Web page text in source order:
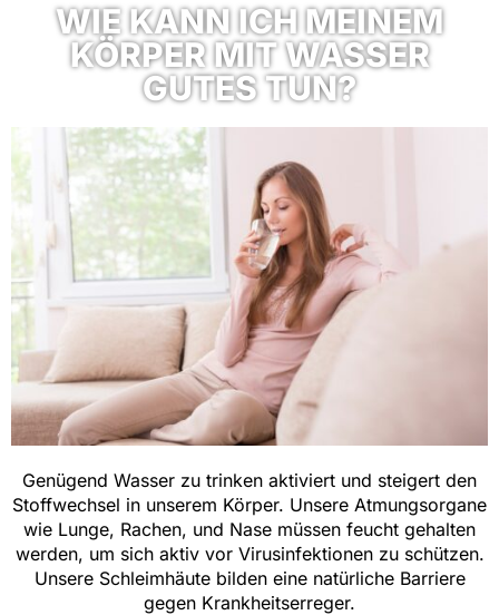
WIE KANN ICH MEINEM
KÖRPER MIT WASSER
GUTES TUN?
Genügend Wasser zu trinken aktiviert und steigert den
Stoffwechsel in unserem Körper. Unsere Atmungsorgane
wie Lunge, Rachen, und Nase müssen feucht gehalten
werden, um sich aktiv vor Virusinfektionen zu schützen.
Unsere Schleimhäute bilden eine natürliche Barriere
gegen Krankheitserreger.